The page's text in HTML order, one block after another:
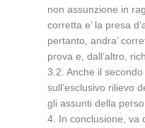
non assunzione in
corretta e’ la presa
pertanto, andra’
prova e, dall’altro,
3.2. Anche il
sull’esclusivo rilievo
gli assunti della
4. In conclusione, va